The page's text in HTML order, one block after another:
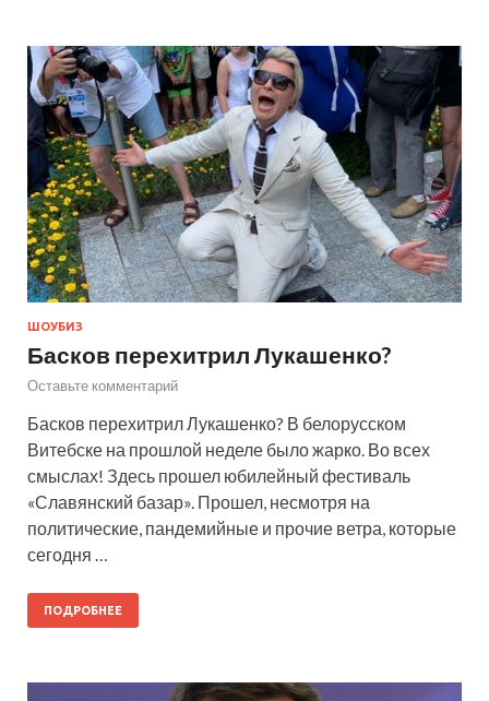
ШОУБИЗ
Басков перехитрил Лукашенко?
Оставьте комментарий
Басков перехитрил Лукашенко? В белорусском
Витебске на прошлой неделе было жарко. Во всех
смыслах! Здесь прошел юбилейный фестиваль
«Славянский базар». Прошел, несмотря на
политические, пандемийные и прочие ветра, которые
сегодня …
ПОДРОБНЕЕ